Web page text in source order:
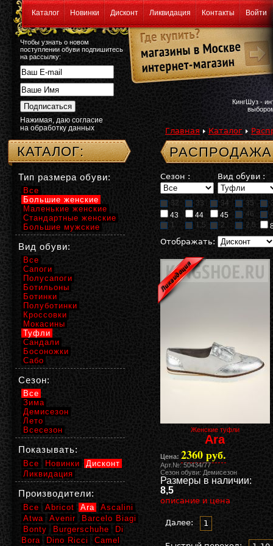
Каталог Новинки Дисконт Ликвидация Контакты Войти
Чтобы узнать о новом
поступлении обуви подпишитесь
на рассылку:
Нажимая, даю согласие
на обработку данных
КингШуз -
Главная Каталог
Сезон : Вид обуви :
32 33 34 35
43
44 45 46
1
1,5 2 2,5
Отображать:
Женские туфли
Ara
Цена: 2360 руб.
Арт.№: 50434/77
Сезон обуви: Демисезон
Размеры в наличии:
8,5
описание и цена
Далее: 1
КАТАЛОГ:
Тип размера обуви:
Все
Большие женские
Маленькие женские
Стандартные женские
Большие мужские
Вид обуви:
Все
Сапоги
Полусапоги
Ботильоны
Ботинки
Полуботинки
Кроссовки
Мокасины
Туфли
Сандали
Босоножки
Сабо
Сезон:
Все
Зима
Демисезон
Лето
Всесезон
Показывать:
Все Новинки
Дисконт
Ликвидация
Производители:
Все Abricot Ara
Ascalini
Atwa
Avenir
Barcelo Biagi
Bonty
Burgerschuhe
Di
Bora
Dino Ricci Camel